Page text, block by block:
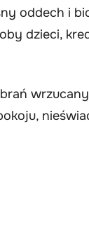
oddech i
dzieci,